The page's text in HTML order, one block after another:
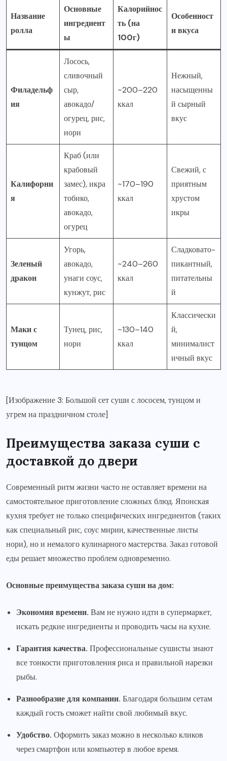
Название
ролла
Основные
ингредиент
ы
Калорийнос
ть (на
100г)
Особенност
и вкуса
Филадельф
ия
Лосось,
сливочный
сыр,
авокадо/
огурец, рис,
нори
~200–220
ккал
Нежный,
насыщенны
й сырный
вкус
Калифорни
я
Краб (или
крабовый
замес), икра
тобико,
авокадо,
огурец
~170–190
ккал
Свежий, с
приятным
хрустом
икры
Зеленый
дракон
Угорь,
авокадо,
унаги соус,
кунжут, рис
~240–260
ккал
Сладковато-
пикантный,
питательны
й
Маки с
тунцом
Тунец, рис,
нори
~130–140
ккал
Классически
й,
минималист
ичный вкус
[Изображение 3: Большой сет суши с лососем, тунцом и
угрем на праздничном столе]
Преимущества заказа суши с
доставкой до двери
Современный ритм жизни часто не оставляет времени на
самостоятельное приготовление сложных блюд. Японская
кухня требует не только специфических ингредиентов (таких
как специальный рис, соус мирин, качественные листы
нори), но и немалого кулинарного мастерства. Заказ готовой
еды решает множество проблем одновременно.
Основные преимущества заказа суши на дом:
Экономия времени. Вам не нужно идти в супермаркет,
искать редкие ингредиенты и проводить часы на кухне.
Гарантия качества. Профессиональные сушисты знают
все тонкости приготовления риса и правильной нарезки
рыбы.
Разнообразие для компании. Благодаря большим сетам
каждый гость сможет найти свой любимый вкус.
Удобство. Оформить заказ можно в несколько кликов
через смартфон или компьютер в любое время.